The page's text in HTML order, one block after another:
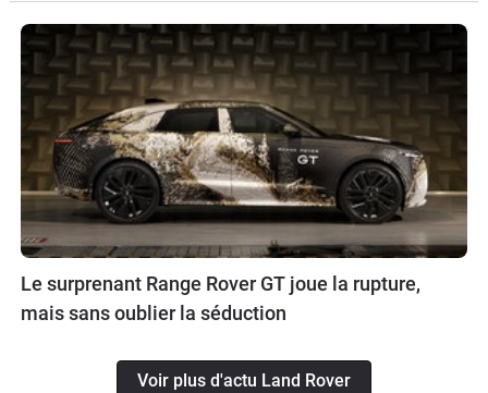
Le surprenant Range Rover GT joue la rupture,
mais sans oublier la séduction
Voir plus d'actu Land Rover